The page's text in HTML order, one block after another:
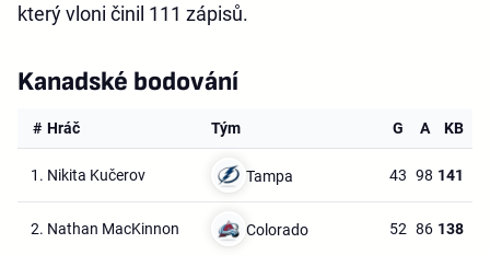
který vloni činil 111 zápisů.
Kanadské bodování
# Hráč Tým G A KB
1. Nikita Kučerov Tampa 43 98 141
2. Nathan MacKinnon Colorado 52 86 138